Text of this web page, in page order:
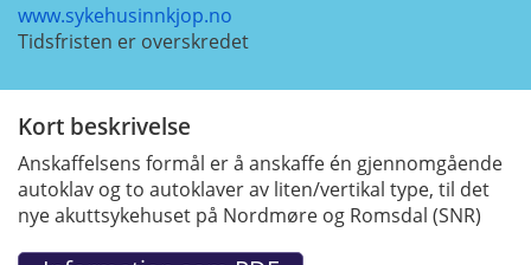
www.sykehusinnkjop.no
Tidsfristen er overskredet
Kort beskrivelse
Anskaffelsens formål er å anskaffe én gjennomgående
autoklav og to autoklaver av liten/vertikal type, til det
nye akuttsykehuset på Nordmøre og Romsdal (SNR)